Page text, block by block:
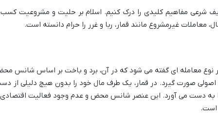
شرعی مفاهیم کلیدی را درک کنیم. اسلام بر حلیت و مشروعیت
معاملات غیرمشروع مانند قمار، ربا و غرر را حرام دانسته است.
نوع معامله ای گفته می شود که در آن، برد و باخت بر اساس شانس
صورت گیرد. در قمار، یک طرف مال خود را بدون هیچ دلیلی از
به دست می آورد. این عنصر شانس محض و عدم وجود فعالیت
است.